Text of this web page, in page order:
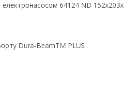
64124 ND
Dura-BeamTM PLUS